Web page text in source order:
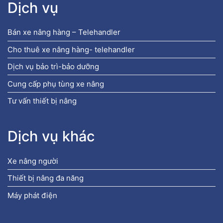
Dịch vụ
Bán xe nâng hàng – Telehandler
Cho thuê xe nâng hàng- telehandler
Dịch vụ bảo trì-bảo dưỡng
Cung cấp phụ tùng xe nâng
Tư vấn thiết bị nâng
Dịch vụ khác
Xe nâng người
Thiết bị nâng đa năng
Máy phát điện